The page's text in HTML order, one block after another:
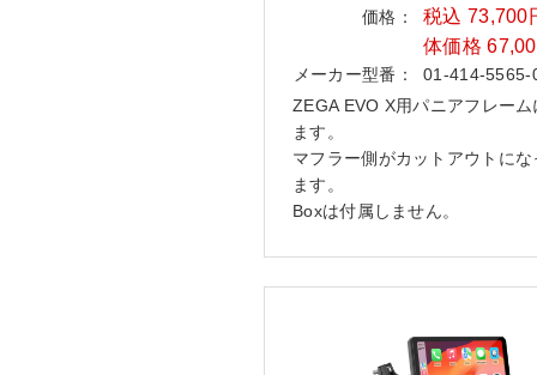
価格：
税込 73,700
体価格
メーカー型番：
01-414-5565-
ZEGA EVO X用パニアフレーム
ます。
マフラー側がカットアウトにな
ます。
Boxは付属しません。